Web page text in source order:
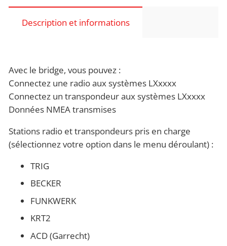
radio
transpondeur
Description et informations
Avec le bridge, vous pouvez :
Connectez une radio aux systèmes LXxxxx
Connectez un transpondeur aux systèmes LXxxxx
Données NMEA transmises
Stations radio et transpondeurs pris en charge
(sélectionnez votre option dans le menu déroulant) :
TRIG
BECKER
FUNKWERK
KRT2
ACD (Garrecht)